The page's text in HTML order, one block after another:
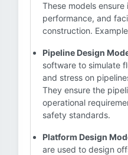
These models
performance, and
construction.
Pipeline Design
software to simulate
and stress on
They ensure the
operational
safety standards.
Platform Design
are used to design